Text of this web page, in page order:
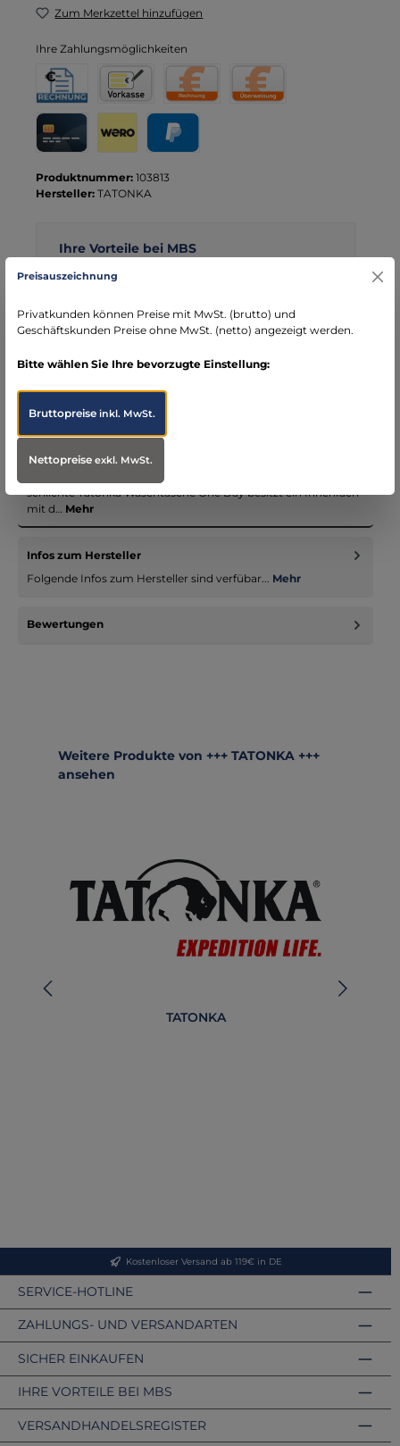
Zum Merkzettel hinzufügen
Ihre Zahlungsmöglichkeiten
Produktnummer: 103813
Hersteller: TATONKA
Ihre Vorteile bei MBS
Kostenloser Versand ab € 119,- Bestellwert (nur
schneller Versand mit DHL
seit über 15 Jahren kompetenter Partner im
Beschreibung
Kleiner Kulturbeutel Tatonka One Day mit Handschlaufe Die
schlichte Tatonka Waschtasche One Day besitzt ein Innenfach
mit d… Mehr
Infos zum Hersteller
Folgende Infos zum Hersteller sind verfübar... Mehr
Bewertungen
Produktgalerie überspringen
Weitere Produkte von +++ TATONKA +++
ansehen
TATONKA
Kostenloser Versand ab 119€ in DE
SERVICE-HOTLINE
ZAHLUNGS- UND VERSANDARTEN
VERSANDHANDELSREGISTER
SICHER EINKAUFEN
IHRE VORTEILE BEI MBS
Preisauszeichnung
Privatkunden können Preise mit MwSt. (brutto) und
Geschäftskunden Preise ohne MwSt. (netto) angezeigt werden.
Bitte wählen Sie Ihre bevorzugte Einstellung:
Bruttopreiseinkl. MwSt.
Nettopreiseexkl. MwSt.